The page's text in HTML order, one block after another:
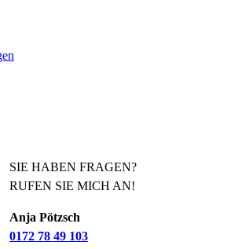
SIE HABEN FRAGEN?
RUFEN SIE MICH AN!
Anja Pötzsch
0172 78 49 103